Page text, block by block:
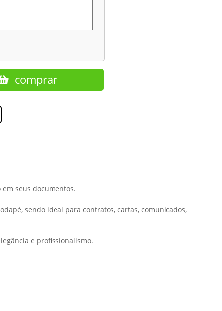
comprar
seus documentos.
sendo ideal para contratos, cartas, comunicados,
e profissionalismo.